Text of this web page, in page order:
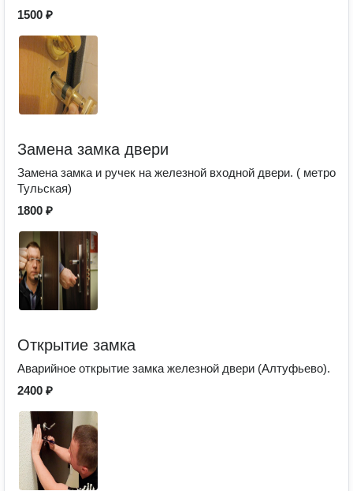
1500 ₽
Замена замка двери
Замена замка и ручек на железной входной двери. ( метро
Тульская)
1800 ₽
Открытие замка
Аварийное открытие замка железной двери (Алтуфьево).
2400 ₽